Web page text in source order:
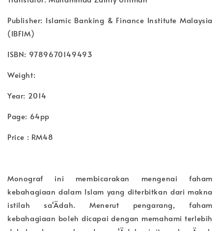
Publisher: Islamic Banking & Finance Institute Malaysia
(IBFIM)
ISBN: 9789670149493
Weight:
Year: 2014
Page: 64pp
Price : RM48
Monograf ini membicarakan mengenai faham
kebahagiaan dalam Islam yang diterbitkan dari makna
istilah sa‘Ädah. Menerut pengarang, faham
kebahagiaan boleh dicapai dengan memahami terlebih